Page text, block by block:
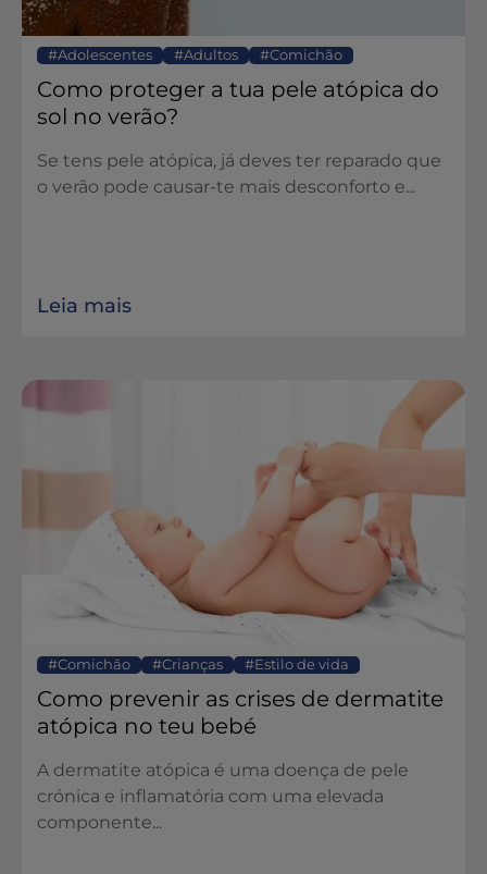
Adolescentes Adultos Comichão
Como proteger a tua pele atópica do
sol no verão?
Se tens pele atópica, já deves ter reparado que
o verão pode causar-te mais desconforto e...
Leia mais
Comichão Crianças Estilo de vida
Como prevenir as crises de dermatite
atópica no teu bebé
A dermatite atópica é uma doença de pele
crónica e inflamatória com uma elevada
componente...